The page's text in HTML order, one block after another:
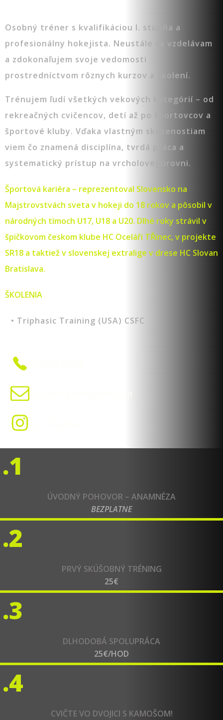
Osobný tréner s kvalifikáciou I. stupňa a
profesionálny hokejista. Neustále sa vzdelávam
a zdokonaľujem svoje vedomosti
prostredníctvom rôznych kurzov a školení.
Trénujem ľudí všetkých vekových kategórií – od
rekreačných cvičencov, detí až po športovcov a
športové kluby. Vďaka vlastným skúsenostiam
viem čo znamená disciplína, tvrdá práca a
systematický prístup na vrcholovej úrovni.
Športová kariéra – reprezentoval Slovensko na
Majstrovstvách sveta v hokeji do 18 rokov a pôsobil v
národných tímoch U17, U18 a U20. Dlhé roky strávil v
špičkovom českom klube HC Oceláři TŘinec, v projekte
SR18 a taktiež v slovenskej extralige v drese HC Slovan
Bratislava.
ŠKOLENIA
Triphasic Training (USA) CSFC
.1
ÚVODNÝ POHOVOR – ANAMNÉZA
BEZPLATNE
.2
PRVÝ SKÚŠOBNÝ TRÉNING
25€
.3
DLHODOBÁ SPOLUPRÁCA
25€/HOD
.4
CVIČTE VO DVOJICI S KAMOŠOM!